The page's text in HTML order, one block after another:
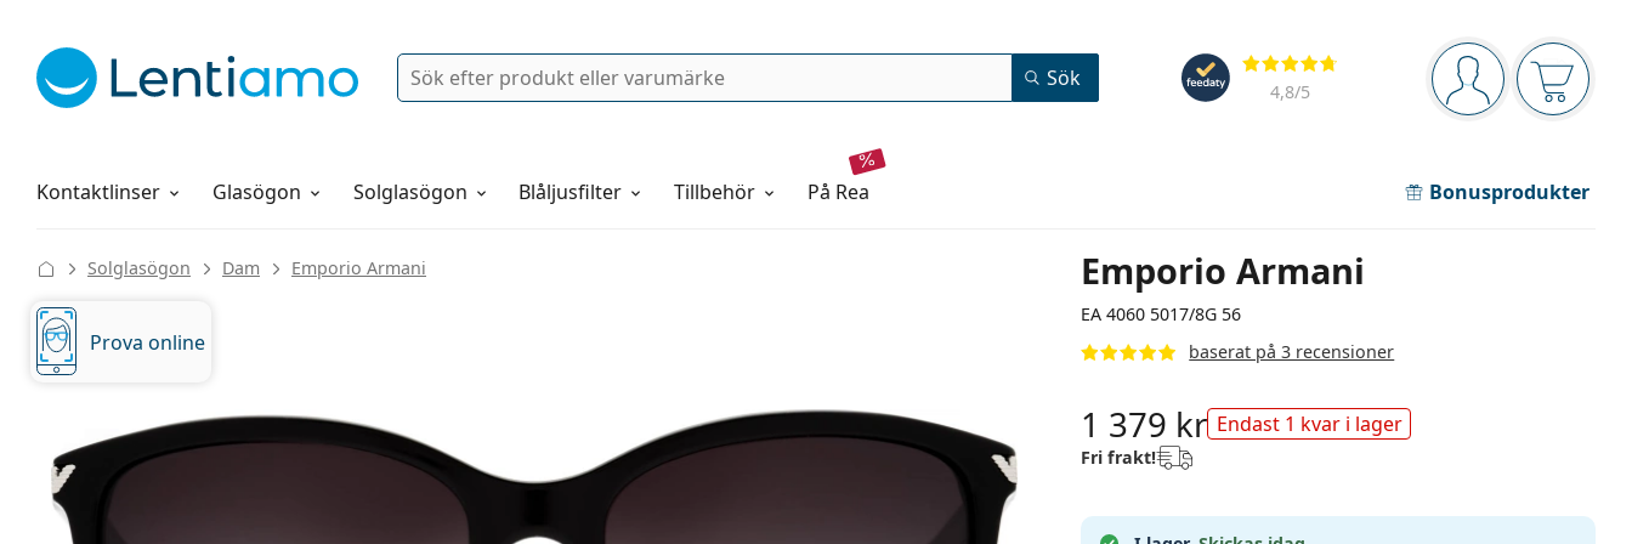
Navigeringsmeny
Du är inloggad
Recensioner
4,8/5
Sök Sök
Kontaktlinser
Linsvätskor Glasögon Solglasögon Blåljusfilter Tillbehör på rea Bonusprodukter
Allt om att handla hos oss
Emporio Armani
EA 4060 5017/8G 56
baserat på 3 recensioner
Solglasögon Dam Emporio Armani
Prova online
1 379 kr Endast 1 kvar i lager
Fri frakt!